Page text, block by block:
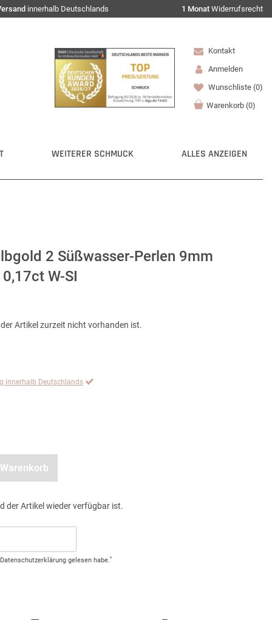
innerhalb Deutschlands 1 Monat Widerrufsrecht
Kontakt
Anmelden
Wunschliste (0)
Warenkorb (0)
WEITERER SCHMUCK ALLES ANZEIGEN
2 Süßwasser-Perlen 9mm
W-SI
Artikel zurzeit nicht vorhanden ist.
innerhalb Deutschlands
der Artikel wieder verfügbar ist.
Daten­schutz­erklärung gelesen habe.*